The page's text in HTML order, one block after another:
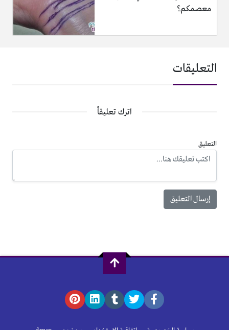
معصمكم؟
التعليقات
اترك تعليقاً
التعليق